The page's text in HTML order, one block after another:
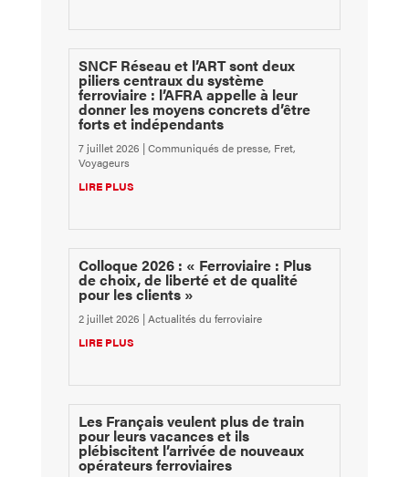
SNCF Réseau et l’ART sont deux
piliers centraux du système
ferroviaire : l’AFRA appelle à leur
donner les moyens concrets d’être
forts et indépendants
7 juillet 2026 |Communiqués de presse, Fret,
Voyageurs
LIRE PLUS
Colloque 2026 : « Ferroviaire : Plus
de choix, de liberté et de qualité
pour les clients »
2 juillet 2026 |Actualités du ferroviaire
LIRE PLUS
Les Français veulent plus de train
pour leurs vacances et ils
plébiscitent l’arrivée de nouveaux
opérateurs ferroviaires